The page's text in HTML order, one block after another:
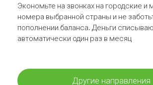
Экономьте на звонках на городские и
номера выбранной страны и не
пополнении баланса. Деньги
автоматически один раз в месяц
Другие направления